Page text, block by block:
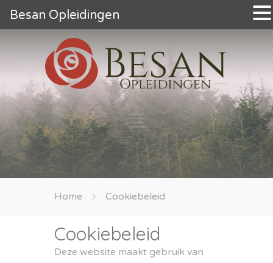
Home Cookiebeleid
Cookiebeleid
Deze website maakt gebruik van
Besan Opleidingen